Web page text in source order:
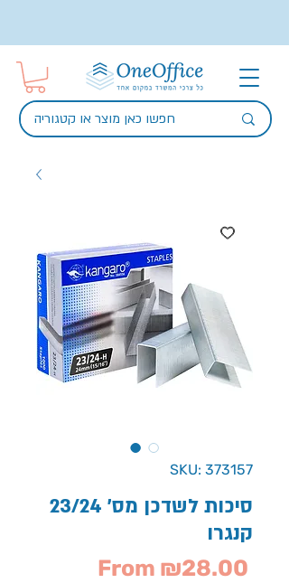
SKU: 373157
סיכות לשדכן מס' 23/24
קנגרו
From ₪28.00